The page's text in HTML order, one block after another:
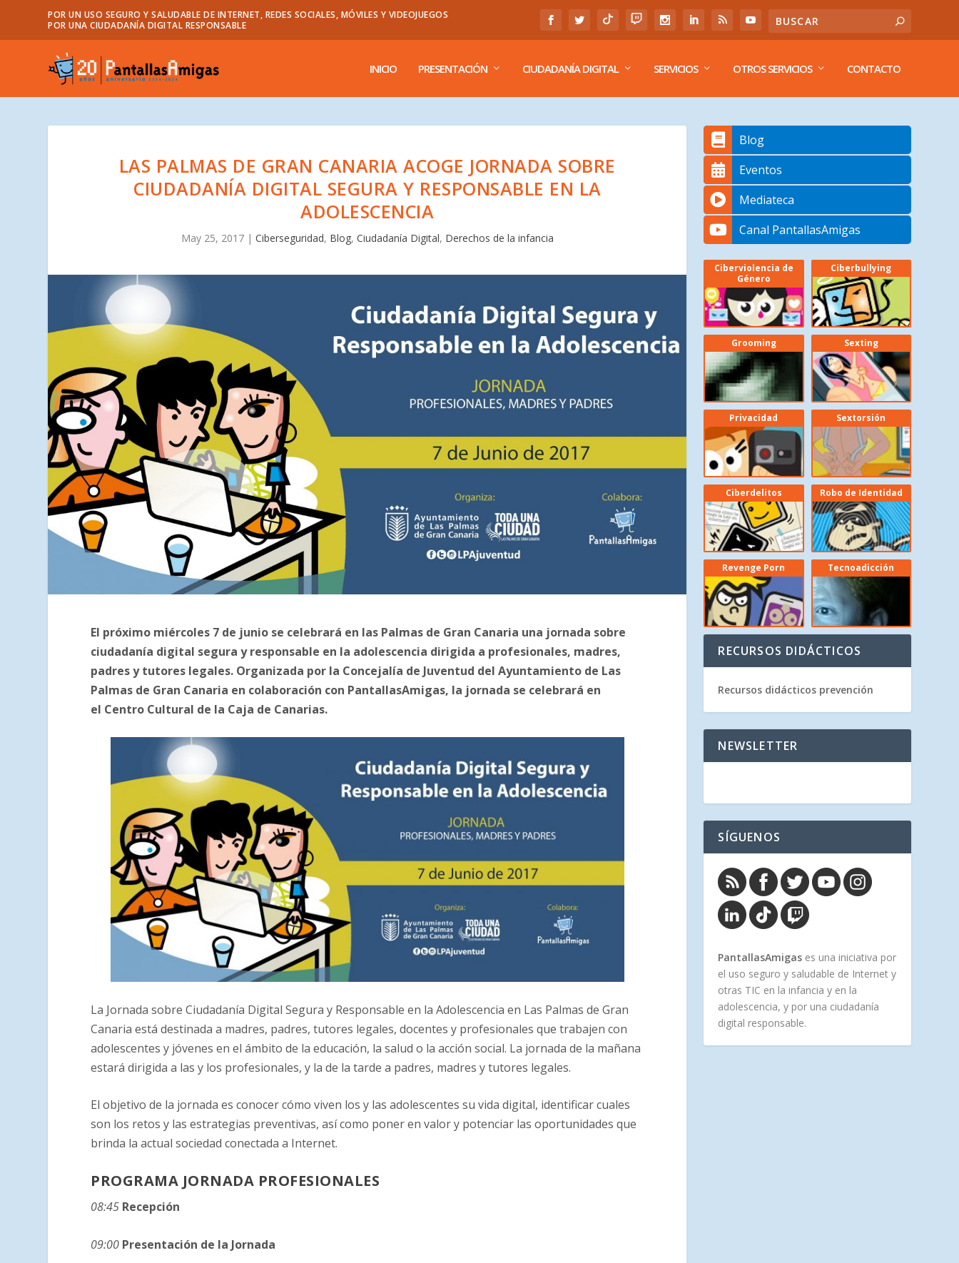
POR UN USO SEGURO Y SALUDABLE DE INTERNET, REDES SOCIALES, MÓVILES Y VIDEOJUEGOS
POR UNA CIUDADANÍA DIGITAL RESPONSABLE
INICIO PRESENTACIÓN CIUDADANÍA DIGITAL SERVICIOS OTROS SERVICIOS CONTACTO
LAS PALMAS DE GRAN CANARIA ACOGE JORNADA SOBRE
CIUDADANÍA DIGITAL SEGURA Y RESPONSABLE EN LA
ADOLESCENCIA
May 25, 2017| Ciberseguridad, Blog, Ciudadanía Digital, Derechos de la infancia
El próximo miércoles 7 de junio se celebrará en las Palmas de Gran Canaria una jornada sobre
ciudadanía digital segura y responsable en la adolescencia dirigida a profesionales, madres,
padres y tutores legales. Organizada por la Concejalía de Juventud del Ayuntamiento de Las
Palmas de Gran Canaria en colaboración con PantallasAmigas, la jornada se celebrará en
el Centro Cultural de la Caja de Canarias.
La Jornada sobre Ciudadanía Digital Segura y Responsable en la Adolescencia en Las Palmas de Gran
Canaria está destinada a madres, padres, tutores legales, docentes y profesionales que trabajen con
adolescentes y jóvenes en el ámbito de la educación, la salud o la acción social. La jornada de la mañana
estará dirigida a las y los profesionales, y la de la tarde a padres, madres y tutores legales.
El objetivo de la jornada es conocer cómo viven los y las adolescentes su vida digital, identificar cuales
son los retos y las estrategias preventivas, así como poner en valor y potenciar las oportunidades que
brinda la actual sociedad conectada a Internet.
PROGRAMA JORNADA PROFESIONALES
08:45 Recepción
09:00 Presentación de la Jornada
Blog
Eventos
Mediateca
Canal PantallasAmigas
Ciberviolencia de
Género
Ciberbullying
Grooming Sexting
Privacidad Sextorsión
Ciberdelitos Robo de Identidad
Revenge Porn Tecnoadicción
RECURSOS DIDÁCTICOS
Recursos didácticos prevención
NEWSLETTER
SÍGUENOS
PantallasAmigas es una iniciativa por
el uso seguro y saludable de Internet y
otras TIC en la infancia y en la
adolescencia, y por una ciudadanía
digital responsable.